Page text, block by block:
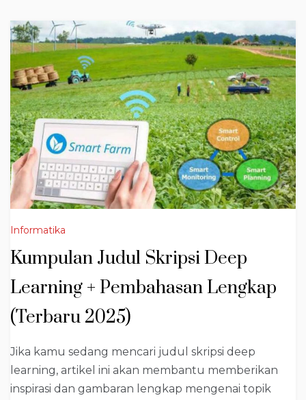
Informatika
Kumpulan Judul Skripsi Deep
Learning + Pembahasan Lengkap
(Terbaru 2025)
Jika kamu sedang mencari judul skripsi deep
learning, artikel ini akan membantu memberikan
inspirasi dan gambaran lengkap mengenai topik